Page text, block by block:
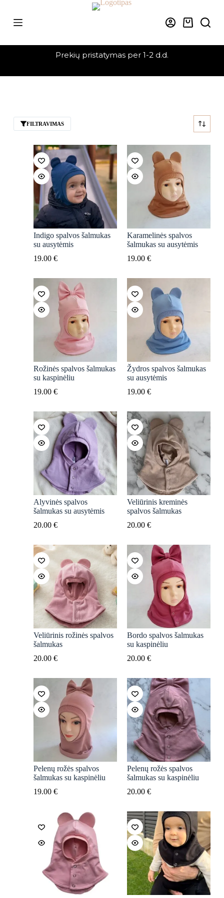
content
Krepšelis
Prekių pristatymas per 1-2 d.d.
FILTRAVIMAS
Indigo spalvos šalmukas
su ausytėmis
19.00 €
Karamelinės spalvos
šalmukas su ausytėmis
19.00 €
Rožinės spalvos šalmukas
su kaspinėliu
19.00 €
Žydros spalvos šalmukas
su ausytėmis
19.00 €
Alyvinės spalvos
šalmukas su ausytėmis
20.00 €
Veliūrinis kreminės
spalvos šalmukas
20.00 €
Veliūrinis rožinės spalvos
šalmukas
20.00 €
Bordo spalvos šalmukas
su kaspinėliu
20.00 €
Pelenų rožės spalvos
šalmukas su kaspinėliu
19.00 €
Pelenų rožės spalvos
šalmukas su kaspinėliu
20.00 €